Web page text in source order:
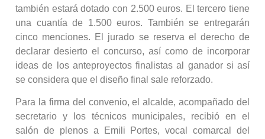
también estará dotado con 2.500 euros. El tercero tiene
una cuantía de 1.500 euros. También se entregarán
cinco menciones. El jurado se reserva el derecho de
declarar desierto el concurso, así como de incorporar
ideas de los anteproyectos finalistas al ganador si así
se considera que el diseño final sale reforzado.
Para la firma del convenio, el alcalde, acompañado del
secretario y los técnicos municipales, recibió en el
salón de plenos a Emili Portes, vocal comarcal del